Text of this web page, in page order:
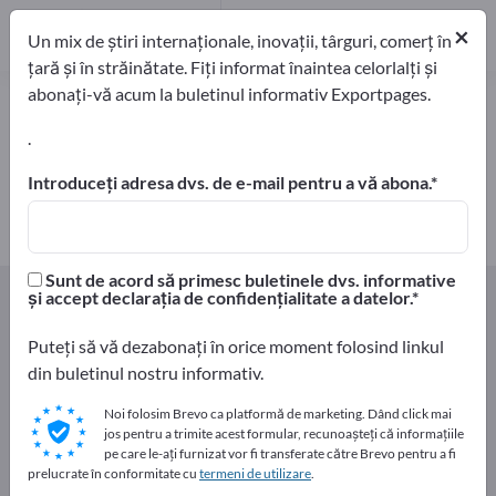
Semințe de plante furajere – găsiți
producători și furnizori
exportatori Producători
Producători
Home Agricultură si silvicultură
Seminţe
Faceți publicitate gratuit pe
Exportpages!
Nevoile – Ofertele – Bunuri second-hand – Contacte
comerciale >> începeți aici
×
Un mix de știri internaționale, inovații, târguri, comerț în
țară și în străinătate. Fiți informat înaintea celorlalți și
abonați-vă acum la buletinul informativ Exportpages.
.
Introduceți adresa dvs. de e-mail pentru a vă abona.
Sunt de acord să primesc buletinele dvs. informative
și accept declarația de confidențialitate a datelor.
Puteți să vă dezabonați în orice moment folosind linkul
din buletinul nostru informativ.
Noi folosim Brevo ca platformă de marketing. Dând click mai
jos pentru a trimite acest formular, recunoașteți că informațiile
pe care le-ați furnizat vor fi transferate către Brevo pentru a fi
prelucrate în conformitate cu termeni de utilizare.